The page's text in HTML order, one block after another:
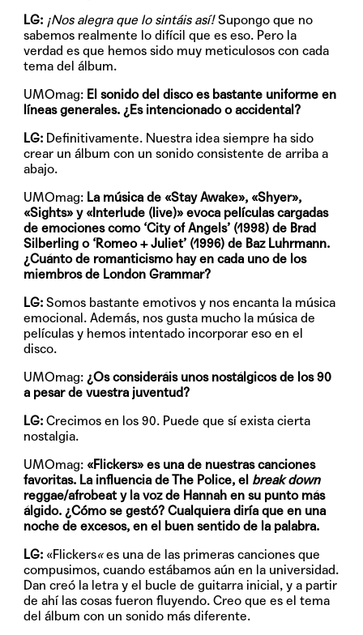
LG: ¡Nos alegra que lo sintáis así!Supongo que no
sabemos realmente lo difícil que es eso. Pero la
verdad es que hemos sido muy meticulosos con cada
tema del álbum.
UMOmag: El sonido del disco es bastante uniforme en
líneas generales. ¿Es intencionado o accidental?
LG: Definitivamente. Nuestra idea siempre ha sido
crear un álbum con un sonido consistente de arriba a
abajo.
UMOmag: La música de «Stay Awake», «Shyer»,
«Sights» y «Interlude (live)» evoca películas cargadas
de emociones como ‘City of Angels’ (1998) de Brad
Silberling o ‘Romeo + Juliet’ (1996) de Baz Luhrmann.
¿Cuánto de romanticismo hay en cada uno de los
miembros de London Grammar?
LG:Somos bastante emotivos y nos encanta la música
emocional. Además, nos gusta mucho la música de
películas y hemos intentado incorporar eso en el
disco.
UMOmag: ¿Os consideráis unos nostálgicos de los 90
a pesar de vuestra juventud?
LG: Crecimos en los 90. Puede que sí exista cierta
nostalgia.
UMOmag: «Flickers» es una de nuestras canciones
favoritas. La influencia de The Police, el break down
reggae/afrobeat y la voz de Hannah en su punto más
álgido. ¿Cómo se gestó? Cualquiera diría que en una
noche de excesos, en el buen sentido de la palabra.
LG: «Flickers«es una de las primeras canciones que
compusimos, cuando estábamos aún en la universidad.
Dan creó la letra y el bucle de guitarra inicial, y a partir
de ahí las cosas fueron fluyendo. Creo que es el tema
del álbum con un sonido más diferente.